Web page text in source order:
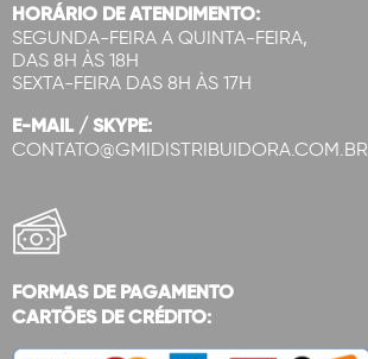
HORÁRIO DE ATENDIMENTO:
SEGUNDA-FEIRA A QUINTA-FEIRA,
DAS 8H ÀS 18H
SEXTA-FEIRA DAS 8H ÀS 17H
E-MAIL / SKYPE:
CONTATO@GMIDISTRIBUIDORA.COM.BR
FORMAS DE PAGAMENTO
CARTÕES DE CRÉDITO: